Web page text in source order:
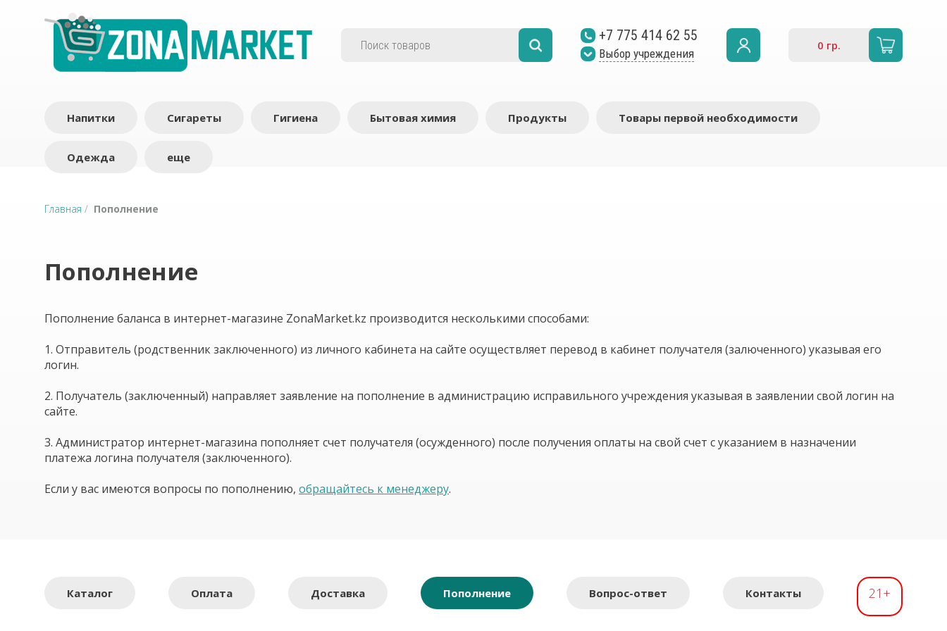
+7 775 414 62 55
Выбор учреждения
0 гр.
Напитки Сигареты Гигиена Бытовая химия Продукты Товары первой необходимости
Одежда еще
Главная / Пополнение
Пополнение
Пополнение баланса в интернет-магазине ZonaMarket.kz производится несколькими способами:
1. Отправитель (родственник заключенного) из личного кабинета на сайте осуществляет перевод в кабинет получателя (залюченного) указывая его
логин.
2. Получатель (заключенный) направляет заявление на пополнение в администрацию исправильного учреждения указывая в заявлении свой логин на
сайте.
3. Администратор интернет-магазина пополняет счет получателя (осужденного) после получения оплаты на свой счет с указанием в назначении
платежа логина получателя (заключенного).
Если у вас имеются вопросы по пополнению, обращайтесь к менеджеру.
Каталог Оплата Доставка Пополнение Вопрос-ответ Контакты 21+